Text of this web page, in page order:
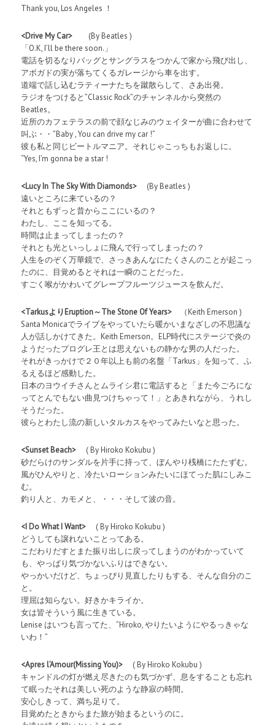
Thank you, Los Angeles ！
<Drive My Car>(By Beatles )
「O.K, I’ll be there soon.」
電話を切るなりバッグとサングラスをつかんで家から飛び出し、
アボガドの実が落ちてくるガレージから車を出す。
道端で話し込むラティーナたちを蹴散らして、さあ出発。
ラジオをつけると”Classic Rock”のチャンネルから突然の
Beatles。
近所のカフェテラスの前で顔なじみのウェイターが曲に合わせて
叫ぶ・・”Baby , You can drive my car !”
彼も私と同じビートルマニア。それじゃこっちもお返しに。
“Yes, I’m gonna be a star !
<Lucy In The Sky With Diamonds>(By Beatles )
遠いところに来ているの？
それともずっと昔からここにいるの？
わたし、ここを知ってる。
時間は止まってしまったの？
それとも光といっしょに飛んで行ってしまったの？
人生をのぞく万華鏡で、さっきあんなにたくさんのことが起こっ
たのに、目覚めるとそれは一瞬のことだった。
すごく喉がかわいてグレープフルーツジュースを飲んだ。
<TarkusよりEruption～The Stone Of Years>（Keith Emerson )
Santa Monicaでライブをやっていたら暖かいまなざしの不思議な
人が話しかけてきた。Keith Emerson。ELP時代にステージで炎の
ようだったプログレ王とは思えないもの静かな男の人だった。
それがきっかけで２０年以上も前の名盤「Tarkus」を知って、ふ
るえるほど感動した。
日本のヨウイチさんとムライシ君に電話すると「また今ごろにな
ってとんでもない曲見つけちゃって！」とあきれながら、うれし
そうだった。
彼らとわたし流の新しいタルカスをやってみたいなと思った。
<Sunset Beach>( By Hiroko Kokubu )
砂だらけのサンダルを片手に持って、ぼんやり桟橋にたたずむ。
風がひんやりと、冷たいローションみたいにほてった肌にしみこ
む。
釣り人と、カモメと、・・・そして波の音。
<I Do What I Want>( By Hiroko Kokubu )
どうしても譲れないことってある。
こだわりだすとまた振り出しに戻ってしまうのがわかっていて
も、やっぱり気づかないふりはできない。
やっかいだけど、ちょっぴり見直したりもする、そんな自分のこ
と。
理屈は知らない。好きかキライか。
女は皆そういう風に生きている。
Lenise はいつも言ってた、”Hiroko, やりたいようにやるっきゃな
いわ！”
<Apres l’Amour(Missing You)>( By Hiroko Kokubu )
キャンドルの灯が燃え尽きたのも気づかず、息をすることも忘れ
て眠ったそれは美しい死のような静寂の時間。
安心しきって、満ち足りて。
目覚めたときからまた旅が始まるというのに。